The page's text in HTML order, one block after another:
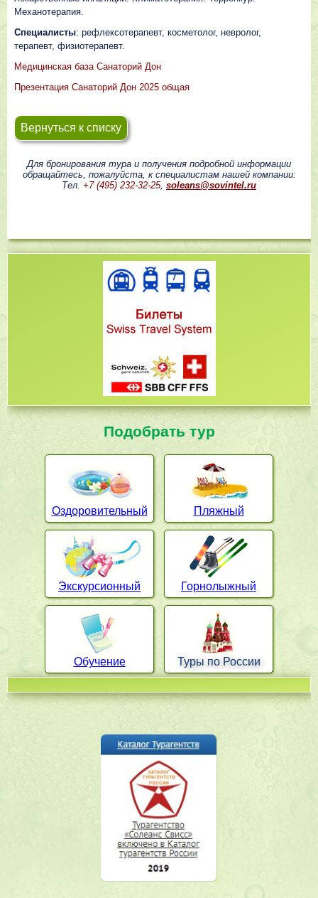
Механотерапия.
Специалисты: рефлексотерапевт, косметолог, невролог,
терапевт, физиотерапевт.
Медицинская база Санаторий Дон
Презентация Санаторий Дон 2025 общая
Вернуться к списку
Для бронирования тура и получения подробной информации
обращайтесь, пожалуйста, к специалистам нашей компании:
Тел. +7 (495) 232-32-25, soleans@sovintel.ru
Подобрать тур
Оздоровительный Пляжный
Экскурсионный Горнолыжный
Обучение Туры по России